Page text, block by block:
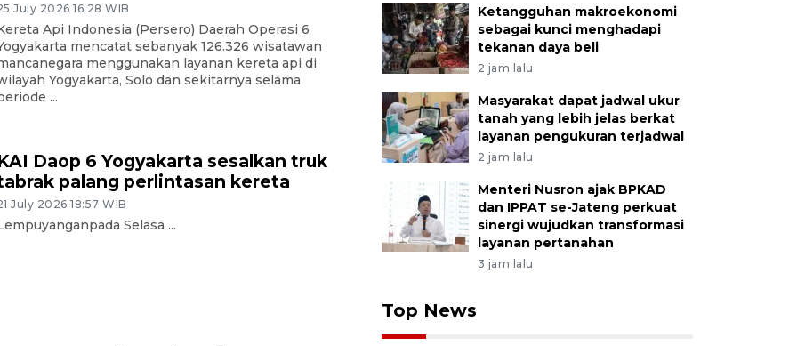
July 2026 16:28 WIB
Api Indonesia (Persero) Daerah Operasi 6
mencatat sebanyak 126.326 wisatawan
menggunakan layanan kereta api di
Yogyakarta, Solo dan sekitarnya selama
...
Daop 6 Yogyakarta sesalkan truk
palang perlintasan kereta
July 2026 18:57 WIB
Selasa ...
Ketangguhan makroekonomi
sebagai kunci menghadapi
tekanan daya beli
2 jam lalu
Masyarakat dapat jadwal ukur
tanah yang lebih jelas berkat
layanan pengukuran terjadwal
2 jam lalu
Menteri Nusron ajak BPKAD
dan IPPAT se-Jateng perkuat
sinergi wujudkan transformasi
layanan pertanahan
3 jam lalu
Top News